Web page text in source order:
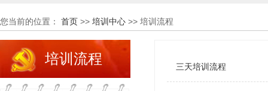
您当前的位置： 首页 >> 培训中心 >> 培训流程
培训流程 三天培训流程